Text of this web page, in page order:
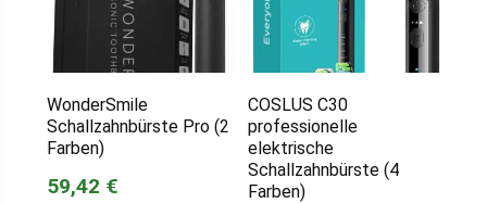
WonderSmile
Schallzahnbürste Pro (2
Farben)
59,42 €
COSLUS C30
professionelle
elektrische
Schallzahnbürste (4
Farben)